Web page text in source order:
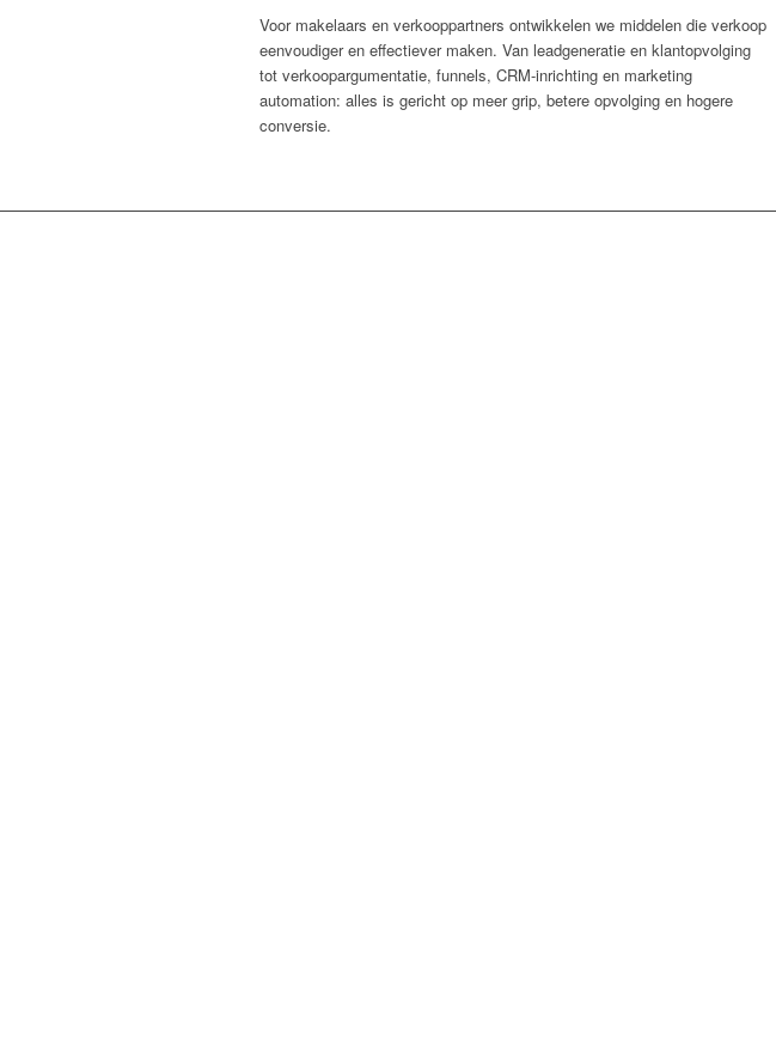
Voor makelaars en verkooppartners ontwikkelen we middelen die verkoop
eenvoudiger en effectiever maken. Van leadgeneratie en klantopvolging
tot verkoopargumentatie, funnels, CRM-inrichting en marketing
automation: alles is gericht op meer grip, betere opvolging en hogere
conversie.